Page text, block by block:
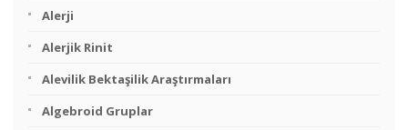
Alerji
Alerjik Rinit
Alevilik Bektaşilik Araştırmaları
Algebroid Gruplar